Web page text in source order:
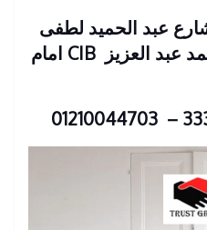
المهندسين : 23 شارع عبد الحميد لطفى
عبد العزيز
CIB امام